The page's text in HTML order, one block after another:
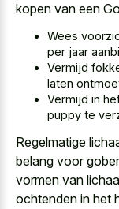
kopen van een
Wees
per jaar
Vermijd
laten
Vermijd in
puppy te
Regelmatige
belang voor
vormen van
ochtenden in het